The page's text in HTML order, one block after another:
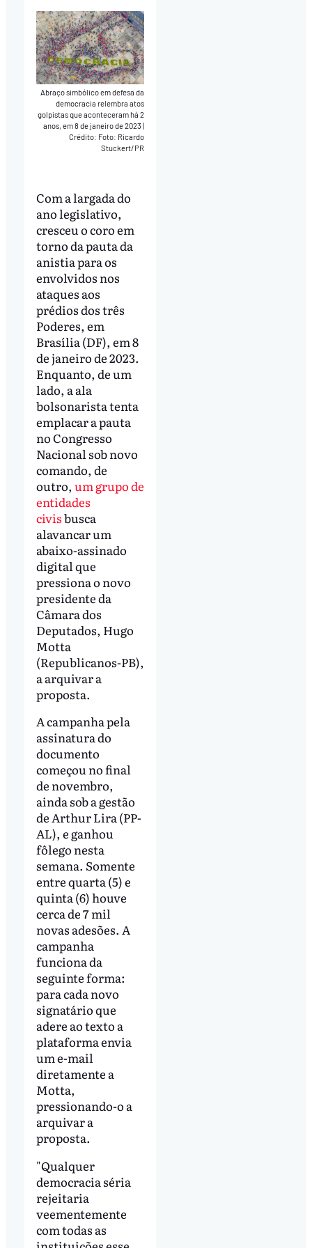
Abraço simbólico em defesa da
democracia relembra atos
golpistas que aconteceram há 2
anos, em 8 de janeiro de 2023|
Crédito: Foto: Ricardo
Stuckert/PR
Com a largada do
ano legislativo,
cresceu o coro em
torno da pauta da
anistia para os
envolvidos nos
ataques aos
prédios dos três
Poderes, em
Brasília (DF), em 8
de janeiro de 2023.
Enquanto, de um
lado, a ala
bolsonarista tenta
emplacar a pauta
no Congresso
Nacional sob novo
comando, de
outro, um grupo de
entidades
civisbusca
alavancar um
abaixo-assinado
digital que
pressiona o novo
presidente da
Câmara dos
Deputados, Hugo
Motta
(Republicanos-PB),
a arquivar a
proposta.
A campanha pela
assinatura do
documento
começou no final
de novembro,
ainda sob a gestão
de Arthur Lira (PP-
AL), e ganhou
fôlego nesta
semana. Somente
entre quarta (5) e
quinta (6) houve
cerca de 7 mil
novas adesões. A
campanha
funciona da
seguinte forma:
para cada novo
signatário que
adere ao texto a
plataforma envia
um e-mail
diretamente a
Motta,
pressionando-o a
arquivar a
proposta.
"Qualquer
democracia séria
rejeitaria
veementemente
com todas as